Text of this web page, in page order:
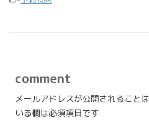
comment
メールアドレスが公開されることは
いる欄は必須項目です